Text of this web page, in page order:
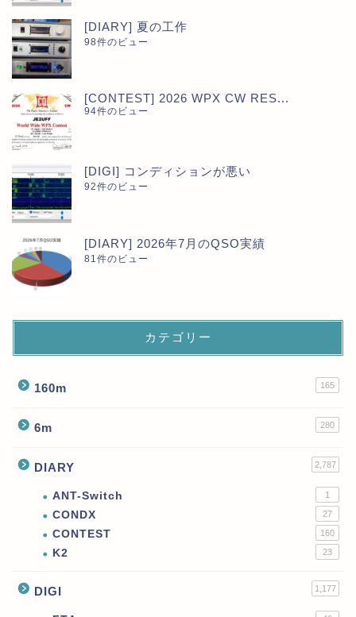
[DIARY] 夏の工作
98件のビュー
[CONTEST] 2026 WPX CW RES...
94件のビュー
[DIGI] コンディションが悪い
92件のビュー
[DIARY] 2026年7月のQSO実績
81件のビュー
カテゴリー
160m 165
6m 280
DIARY 2,787
ANT-Switch 1
CONDX 27
CONTEST 160
K2 23
DIGI 1,177